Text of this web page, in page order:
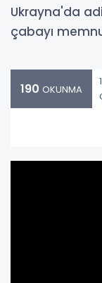
Ukrayna'da
çabayı
190 OKUNMA